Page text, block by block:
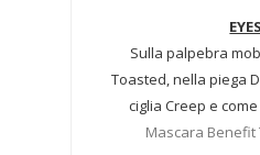
EYES
Sulla palpebra
Toasted, nella piega
ciglia Creep e
Mascara Benefit